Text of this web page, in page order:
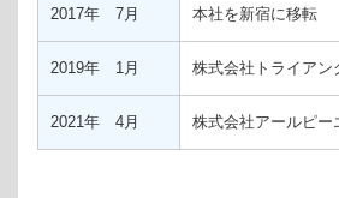
2017年 7月 本社を新宿に移転
2019年 1月 株式会社トライアン
2021年 4月 株式会社アールピー